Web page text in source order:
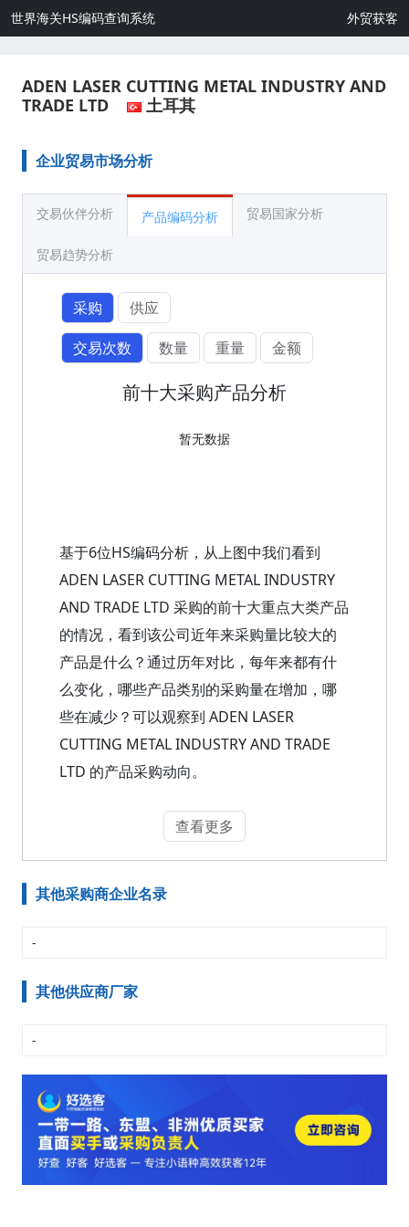
世界海关HS编码查询系统 外贸获客
ADEN LASER CUTTING METAL INDUSTRY AND
TRADE LTD
土耳其
企业贸易市场分析
交易伙伴分析 产品编码分析 贸易国家分析
贸易趋势分析
采购
供应
交易次数
数量 重量 金额
前十大采购产品分析
暂无数据
基于6位HS编码分析，从上图中我们看到
ADEN LASER CUTTING METAL INDUSTRY
AND TRADE LTD 采购的前十大重点大类产品
的情况，看到该公司近年来采购量比较大的
产品是什么？通过历年对比，每年来都有什
么变化，哪些产品类别的采购量在增加，哪
些在减少？可以观察到 ADEN LASER
CUTTING METAL INDUSTRY AND TRADE
LTD 的产品采购动向。
查看更多
其他采购商企业名录
-
其他供应商厂家
-